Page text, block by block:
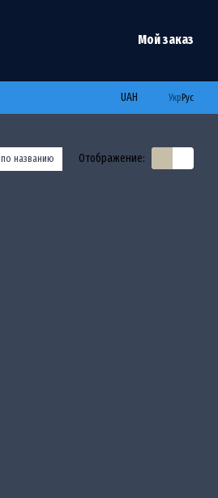
Мой заказ
UAH Укр Рус
по названию Отображение: